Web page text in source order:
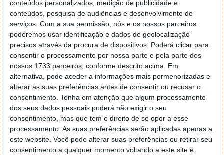
conteúdos personalizados, medição de publicidade e
conteúdos, pesquisa de audiências e desenvolvimento de
serviços. Com a sua permissão, nós e os nossos parceiros
poderemos usar identificação e dados de geolocalização
precisos através da procura de dispositivos. Poderá clicar para
consentir o processamento por nossa parte e pela parte dos
nossos 1733 parceiros, conforme descrito acima. Em
alternativa, pode aceder a informações mais pormenorizadas e
alterar as suas preferências antes de consentir ou recusar o
consentimento. Tenha em atenção que algum processamento
dos seus dados pessoais poderá não exigir o seu
consentimento, mas que tem o direito de se opor a esse
processamento. As suas preferências serão aplicadas apenas a
este website. Você pode alterar suas preferências ou retirar seu
consentimento a qualquer momento voltando a este site e
Vítor M.
7 de Novembro de 2005 às 01:39
@Reporter
Desculpa mas o link funciona. Seja como for segue por mail
o MSn Messenger 8.
Responder
Vítor M.
7 de Novembro de 2005 às 11:21
@Rui
Tens de encontrar o que te falei. Faz da seguinte maneira,
janela iniciar e no topo dessa janela com o botão direito do
rato faz propriedades. Depois no separador Menu ‘Iniciar’
clica no botão ‘Personalizar’ aí encontrarás no separador
geral a opção para escolheres o Browser com que queres